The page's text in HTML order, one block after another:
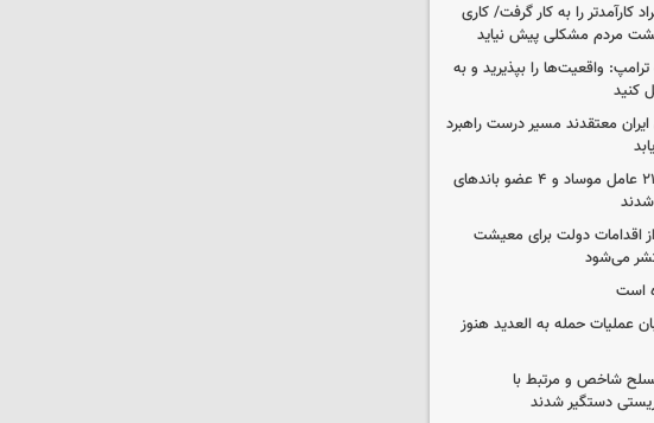
کارآمدتر را به کار گرفت/ کاری
مردم مشکلی پیش نیاید
واقعیت‌ها را بپذیرید و به
کنید
معتقدند مسیر درست راهبرد
وزارت اطلاعات: ۲۱ عامل موساد و ۴ عضو باندهای
اقدامات دولت برای معیشت
می‌شود
است
عملیات حمله به العدید هنوز
مسلح شاخص و مرتبط با
دستگیر شدند